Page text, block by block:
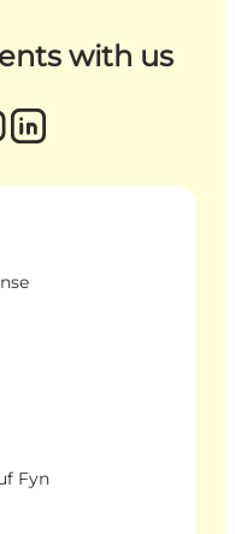
with us
Fyn